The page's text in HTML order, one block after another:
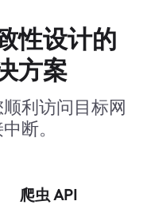
性设计的
方案
利访问目标网
断。
爬虫 API